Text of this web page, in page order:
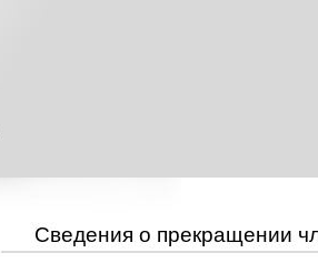
Сведения о прекращении